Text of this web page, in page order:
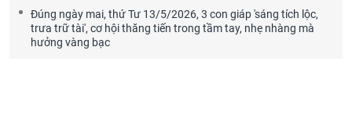
Đúng ngày mai, thứ Tư 13/5/2026, 3 con giáp 'sáng tích lộc,
trưa trữ tài', cơ hội thăng tiến trong tầm tay, nhẹ nhàng mà
hưởng vàng bạc